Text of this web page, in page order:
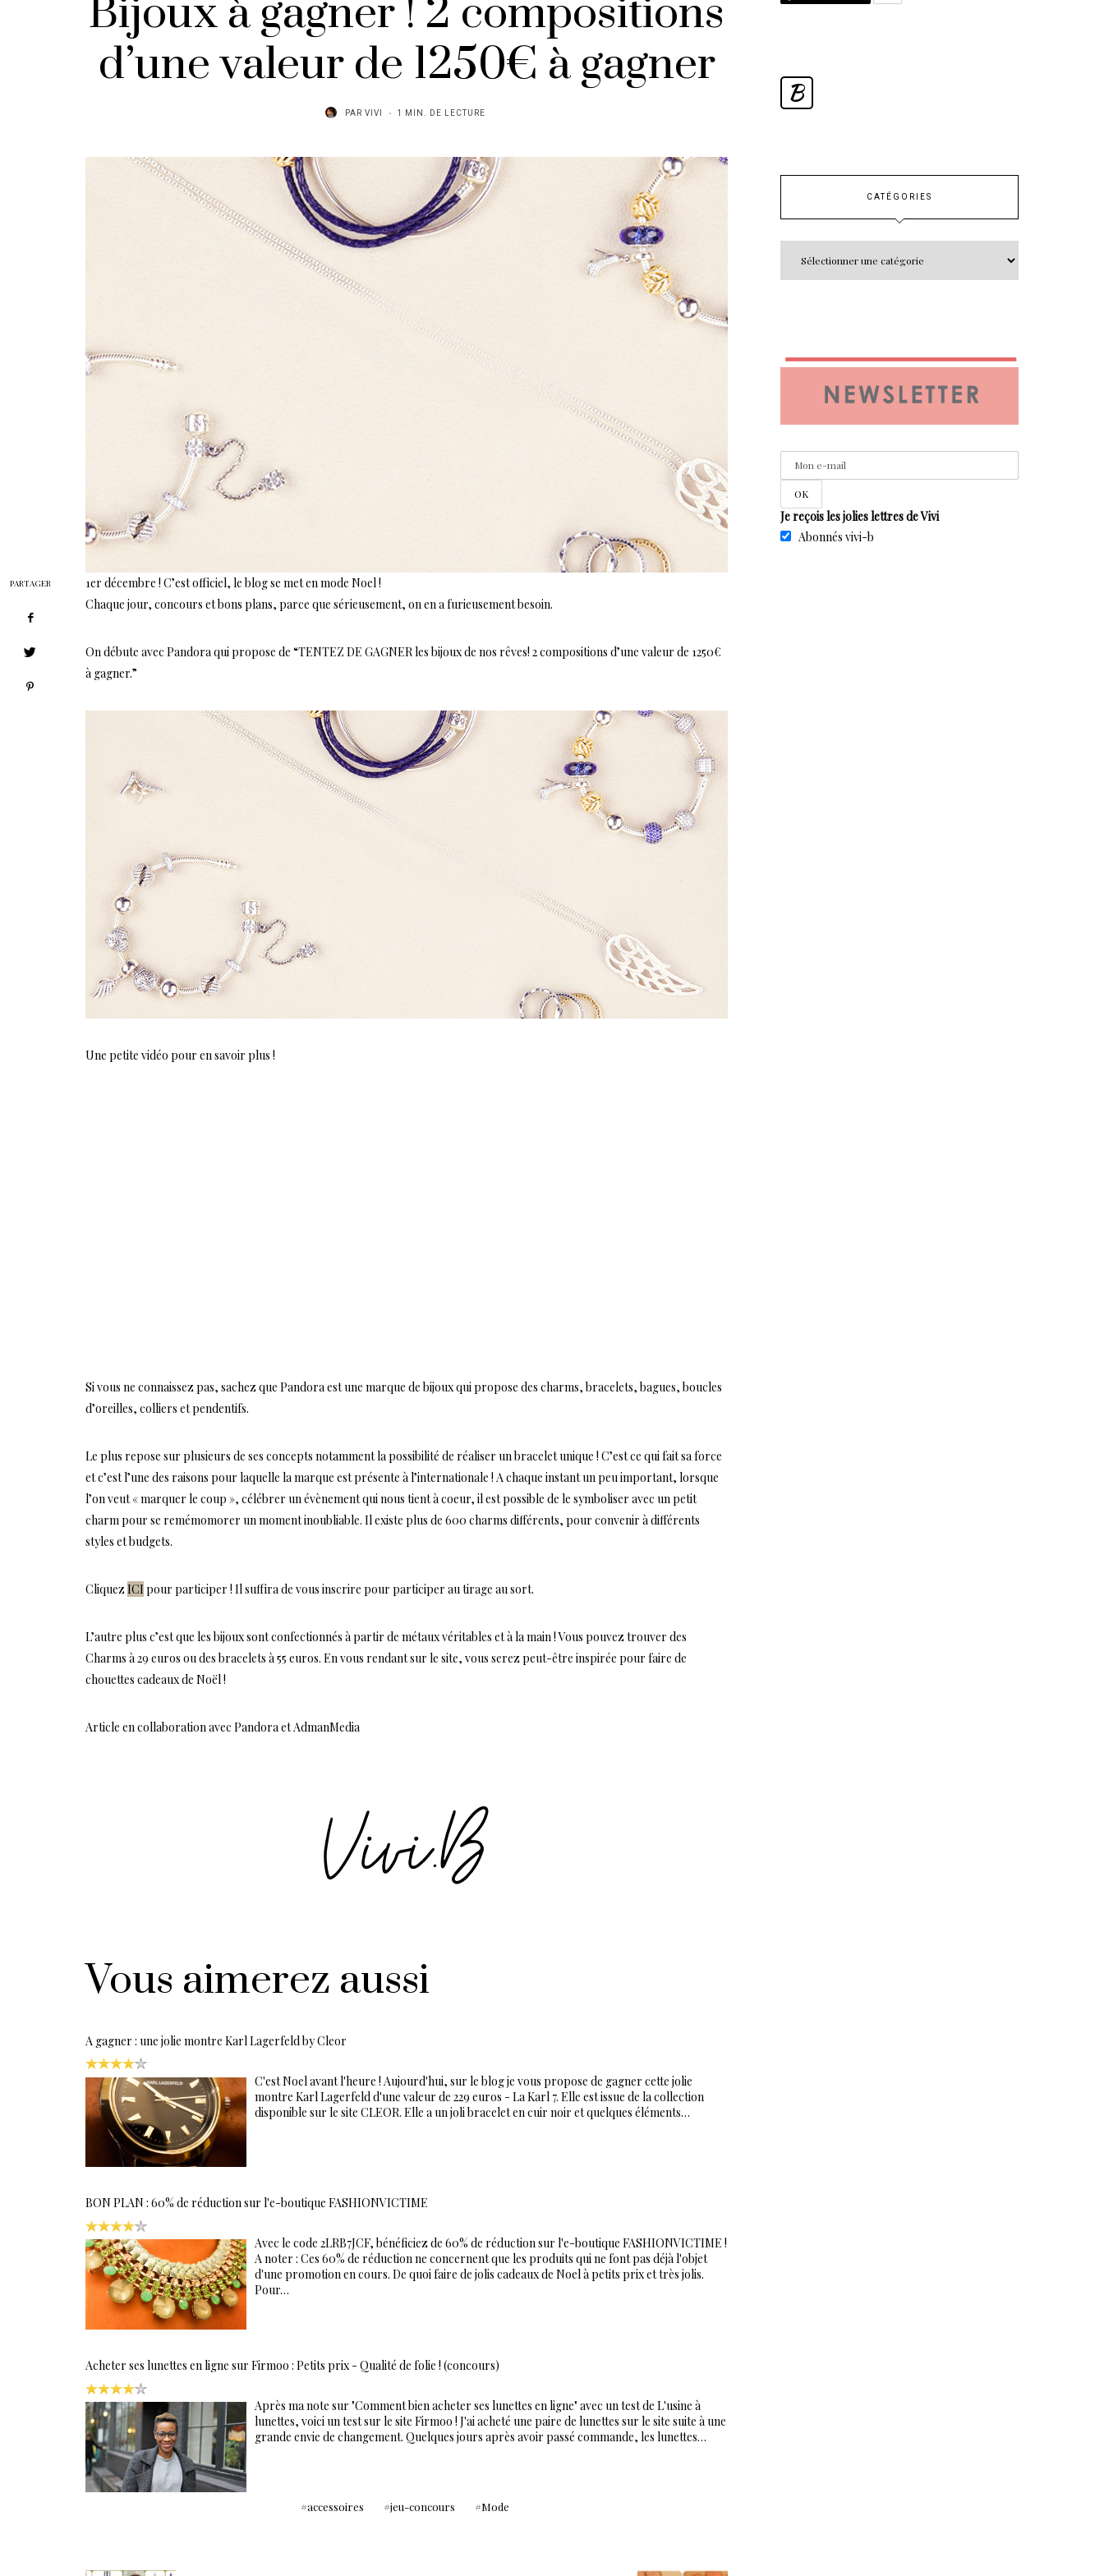
Bijoux à gagner ! 2 compositions
d’une valeur de 1250€ à gagner
PAR VIVI 1 MIN. DE LECTURE
1er décembre ! C’est officiel, le blog se met en mode Noel !
Chaque jour, concours et bons plans, parce que sérieusement, on en a furieusement besoin.
On débute avec Pandora qui propose de “TENTEZ DE GAGNER les bijoux de nos rêves! 2 compositions d’une valeur de 1250€
à gagner.”
Une petite vidéo pour en savoir plus !
Si vous ne connaissez pas, sachez que Pandora est une marque de bijoux qui propose des charms, bracelets, bagues, boucles
d’oreilles, colliers et pendentifs.
Le plus repose sur plusieurs de ses concepts notamment la possibilité de réaliser un bracelet unique ! C’est ce qui fait sa force
et c’est l’une des raisons pour laquelle la marque est présente à l’internationale ! A chaque instant un peu important, lorsque
l’on veut « marquer le coup », célébrer un évènement qui nous tient à coeur, il est possible de le symboliser avec un petit
charm pour se remémomorer un moment inoubliable. Il existe plus de 600 charms différents, pour convenir à différents
styles et budgets.
CliquezICI pour participer ! Il suffira de vous inscrire pour participer au tirage au sort.
L’autre plus c’est que les bijoux sont confectionnés à partir de métaux véritables et à la main ! Vous pouvez trouver des
Charms à 29 euros ou des bracelets à 55 euros. En vous rendant sur le site, vous serez peut-être inspirée pour faire de
chouettes cadeaux de Noël !
Article en collaboration avec Pandora et AdmanMedia
Vous aimerez aussi
A gagner : une jolie montre Karl Lagerfeld by Cleor
C'est Noel avant l'heure ! Aujourd'hui, sur le blog je vous propose de gagner cette jolie
montre Karl Lagerfeld d'une valeur de 229 euros - La Karl 7. Elle est issue de la collection
disponible sur le site CLEOR. Elle a un joli bracelet en cuir noir et quelques éléments…
BON PLAN : 60% de réduction sur l'e-boutique FASHIONVICTIME
Avec le code 2LRB7JCF, bénéficiez de 60% de réduction sur l'e-boutique FASHIONVICTIME !
A noter : Ces 60% de réduction ne concernent que les produits qui ne font pas déjà l'objet
d'une promotion en cours. De quoi faire de jolis cadeaux de Noel à petits prix et très jolis.
Pour…
Acheter ses lunettes en ligne sur Firmoo : Petits prix - Qualité de folie ! (concours)
Après ma note sur "Comment bien acheter ses lunettes en ligne" avec un test de L'usine à
lunettes, voici un test sur le site Firmoo ! J'ai acheté une paire de lunettes sur le site suite à une
grande envie de changement. Quelques jours après avoir passé commande, les lunettes…
PARTAGER
accessoires jeu-concours Mode
B
CATÉGORIES
Je reçois les jolies lettres de Vivi
Abonnés vivi-b